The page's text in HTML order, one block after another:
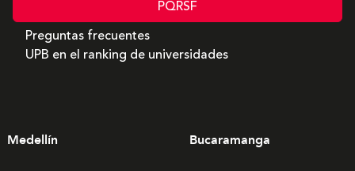
PQRSF
Preguntas frecuentes
UPB en el ranking de universidades
Medellín Bucaramanga